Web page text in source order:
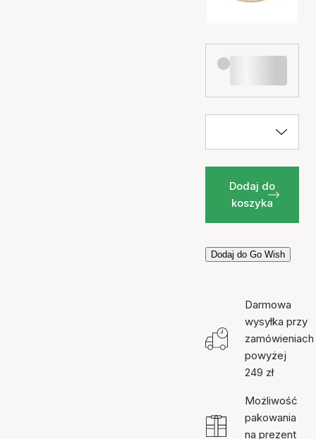
Dodaj do
koszyka
Dodaj do Go Wish
Darmowa
wysyłka przy
zamówieniach
powyżej
249 zł
Możliwość
pakowania
na prezent